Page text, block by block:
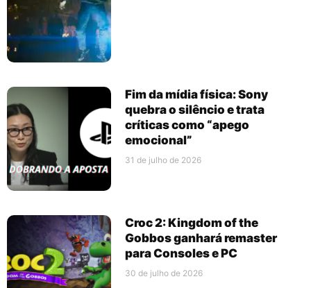
Fim da mídia física: Sony
quebra o silêncio e trata
críticas como “apego
emocional”
31 de julho de 2026
Croc 2: Kingdom of the
Gobbos ganhará remaster
para Consoles e PC
30 de julho de 2026